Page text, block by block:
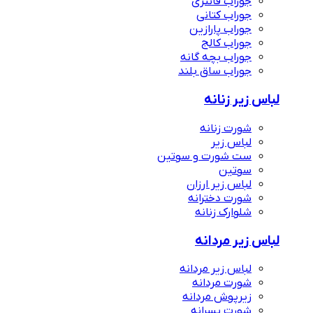
جوراب کتانی
جوراب پارازین
جوراب کالج
جوراب بچه گانه
جوراب ساق بلند
لباس زیر زنانه
شورت زنانه
لباس زیر
ست شورت و سوتین
سوتین
لباس زیر ارزان
شورت دخترانه
شلوارک زنانه
لباس زیر مردانه
لباس زیر مردانه
شورت مردانه
زیرپوش مردانه
جوراب های هفته